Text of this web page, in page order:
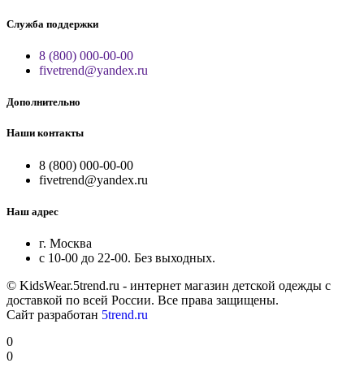
Служба поддержки
8 (800) 000-00-00
fivetrend@yandex.ru
Дополнительно
Наши контакты
8 (800) 000-00-00
fivetrend@yandex.ru
Наш адрес
г. Москва
с 10-00 до 22-00. Без выходных.
© KidsWear.5trend.ru - интернет магазин детской одежды с
доставкой по всей России. Все права защищены.
Сайт разработан 5trend.ru
0
0